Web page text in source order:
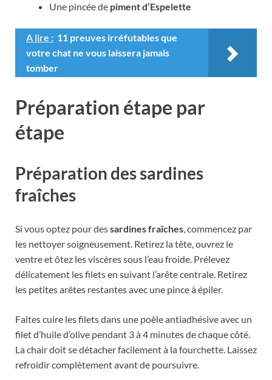
Une pincée de piment d’Espelette
A lire : 11 preuves irréfutables que
votre chat ne vous laissera jamais
tomber
Préparation étape par
étape
Préparation des sardines
fraîches
Si vous optez pour dessardines fraîches, commencez par
les nettoyer soigneusement. Retirez la tête, ouvrez le
ventre et ôtez les viscères sous l’eau froide. Prélevez
délicatement les filets en suivant l’arête centrale. Retirez
les petites arêtes restantes avec une pince à épiler.
Faites cuire les filets dans une poêle antiadhésive avec un
filet d’huile d’olive pendant 3 à 4 minutes de chaque côté.
La chair doit se détacher facilement à la fourchette. Laissez
refroidir complètement avant de poursuivre.